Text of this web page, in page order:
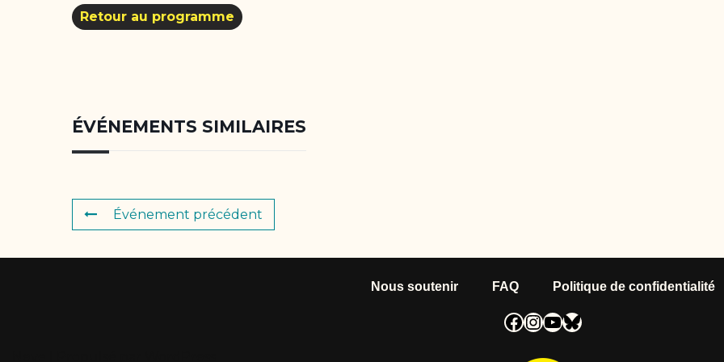
Retour au programme
ÉVÉNEMENTS SIMILAIRES
Événement précédent
Nous soutenir FAQ Politique de confidentialité